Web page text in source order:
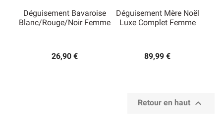
Déguisement Bavaroise
Blanc/rouge/noir Femme
26,90 €
Déguisement Mère Noël
Luxe Complet Femme
89,99 €
Retour en haut 